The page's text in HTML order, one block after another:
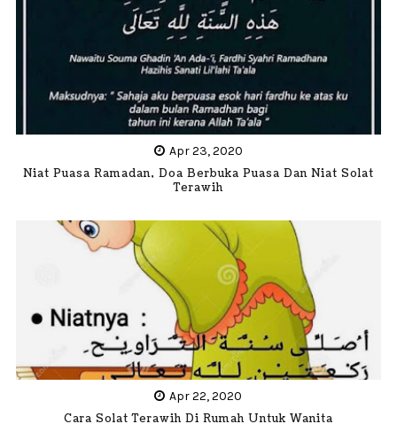
Apr 23, 2020
Niat Puasa Ramadan, Doa Berbuka Puasa Dan Niat Solat
Terawih
Apr 22, 2020
Cara Solat Terawih Di Rumah Untuk Wanita